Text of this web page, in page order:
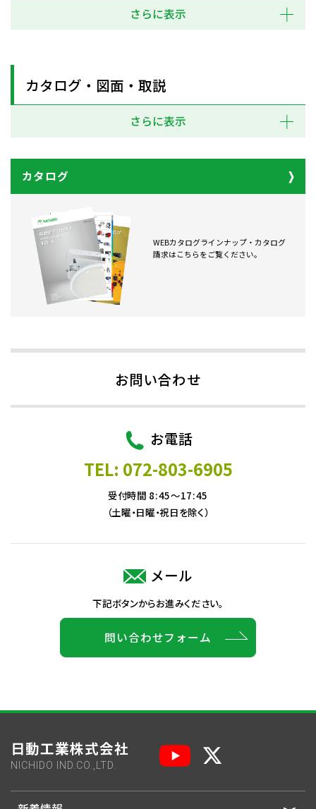
さらに表示
カタログ・図面・取説
さらに表示
カタログ
WEBカタログラインナップ・カタログ
請求はこちらをご覧ください。
お問い合わせ
お電話
TEL: 072-803-6905
受付時間 8:45～17:45
（土曜・日曜・祝日を除く）
メール
下記ボタンからお進みください。
問い合わせフォーム
日動工業株式会社
NICHIDO IND.CO.,LTD.